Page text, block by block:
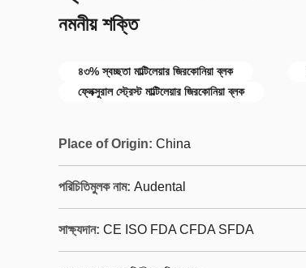
নমনীয় শক্তি
৪৩% স্বচ্ছতা মাল্টিলেয়ার জিরকোনিয়া ব্লক
ফ্লেক্সুরাল স্ট্রেস্ট মাল্টিলেয়ার জিরকোনিয়া ব্লক
Place of Origin: China
পরিচিতিমুলক নাম: Audental
সাক্ষ্যদান: CE ISO FDA CFDA SFDA